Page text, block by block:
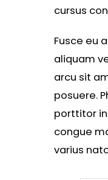
cursus
Fusce eu
aliquam
arcu sit
posuere.
porttitor
congue
varius